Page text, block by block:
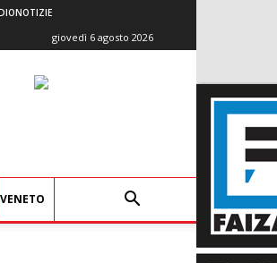
giovedì 6 agosto 2026
VENETO